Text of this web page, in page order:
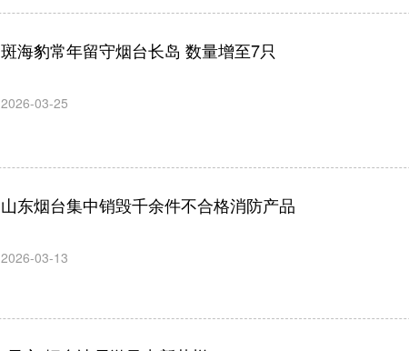
斑海豹常年留守烟台长岛 数量增至7只
2026-03-25
山东烟台集中销毁千余件不合格消防产品
2026-03-13